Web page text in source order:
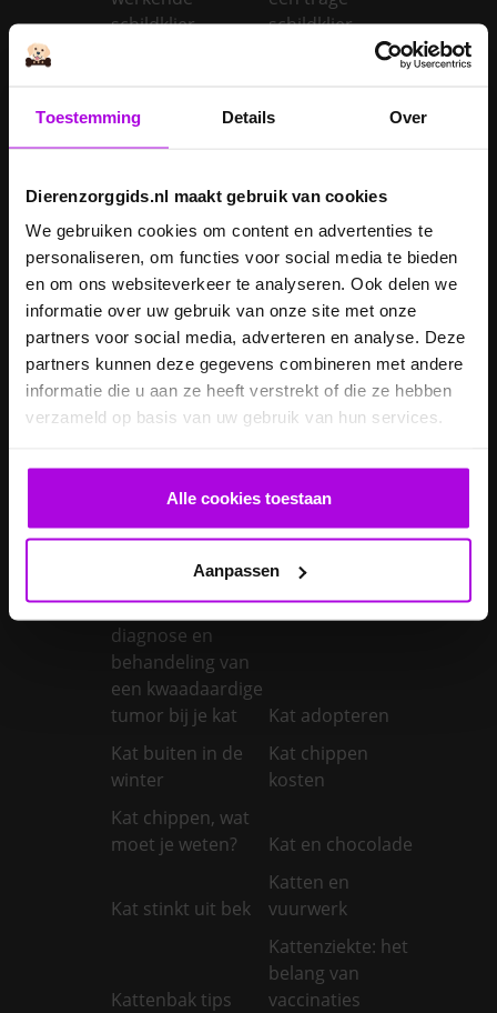
Toestemming Details Over
Dierenzorggids.nl maakt gebruik van cookies
We gebruiken cookies om content en advertenties te
personaliseren, om functies voor social media te bieden
en om ons websiteverkeer te analyseren. Ook delen we
informatie over uw gebruik van onze site met onze
partners voor social media, adverteren en analyse. Deze
partners kunnen deze gegevens combineren met andere
informatie die u aan ze heeft verstrekt of die ze hebben
verzameld op basis van uw gebruik van hun services.
Alle cookies toestaan
Aanpassen
schildklier
schildklier
Inentingen hond
Is een kerstboom
honden?
geopereerd – wat
kan je
verwachten?
Je kat naar een
pension brengen
Je kat wordt
geopereerd – wat
kan je
verwachten?
Je kater laten
castreren
vaccineren
Kanker bij honden
Kanker bij katten:
symptomen,
diagnose en
behandeling van
een kwaadaardige
tumor bij je kat
Kat adopteren
Kat buiten in de
winter
Kat chippen
kosten
Kat chippen, wat
moet je weten?
Kat en chocolade
Kat stinkt uit bek
Katten en
vuurwerk
Kattenbak tips
Kattenziekte: het
belang van
vaccinaties